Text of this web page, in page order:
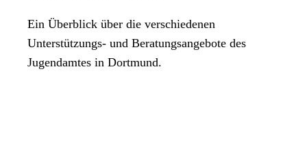
Ein Überblick über die verschiedenen
Unterstützungs- und Beratungsangebote des
Jugendamtes in Dortmund.